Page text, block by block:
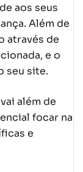
aos seus
Além de
através de
e o
seu site.
além de
focar na
e